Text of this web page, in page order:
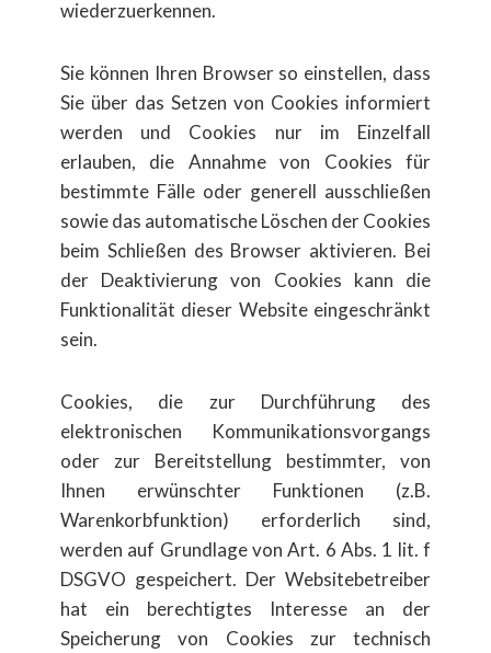
wiederzuerkennen.
Sie können Ihren Browser so einstellen, dass
Sie über das Setzen von Cookies informiert
werden und Cookies nur im Einzelfall
erlauben, die Annahme von Cookies für
bestimmte Fälle oder generell ausschließen
sowie das automatische Löschen der Cookies
beim Schließen des Browser aktivieren. Bei
der Deaktivierung von Cookies kann die
Funktionalität dieser Website eingeschränkt
sein.
Cookies, die zur Durchführung des
elektronischen Kommunikationsvorgangs
oder zur Bereitstellung bestimmter, von
Ihnen erwünschter Funktionen (z.B.
Warenkorbfunktion) erforderlich sind,
werden auf Grundlage von Art. 6 Abs. 1 lit. f
DSGVO gespeichert. Der Websitebetreiber
hat ein berechtigtes Interesse an der
Speicherung von Cookies zur technisch